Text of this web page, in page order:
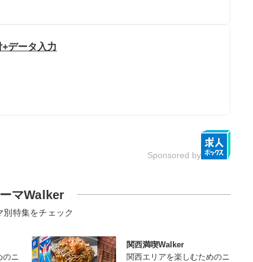
データ入力
Sponsored by
マWalker
別特集をチェック
のニ
関西満喫Walker
関西エリアを楽しむためのニ